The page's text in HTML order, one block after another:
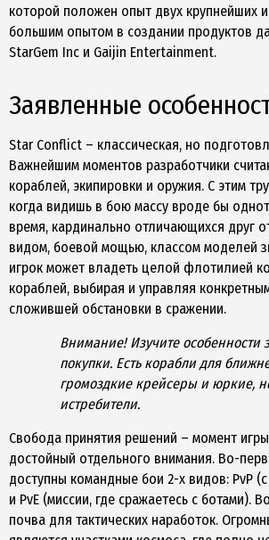
которой положен опыт двух крупнейших
большим опытом в создании продуктов
StarGem Inc и Gaijin Entertainment.
Заявленные
Star Conflict – классическая, но
Важнейшим моментов разработчики
кораблей, экипировки и оружия. С этим
когда видишь в бою массу вроде бы
время, кардинально отличающихся друг
видом, боевой мощью, классом моделей
игрок может владеть целой флотилией
кораблей, выбирая и управляя
сложившей обстановки в сражении.
Внимание! Изучите особенности
покупки. Есть корабли для
громоздкие крейсеры и юркие,
истребители.
Свобода принятия решений – момент
достойный отдельного внимания. Во-
доступны командные бои 2-х видов: PvP
и PvE (миссии, где сражаетесь с ботами).
почва для тактических наработок.